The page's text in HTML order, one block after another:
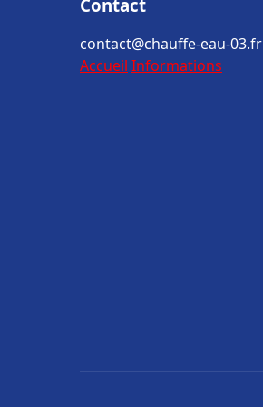
Contact
contact@chauffe-eau-03.fr
Accueil Informations